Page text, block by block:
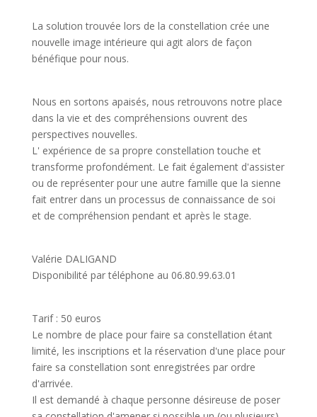
La solution trouvée lors de la constellation crée une
nouvelle image intérieure qui agit alors de façon
bénéfique pour nous.
Nous en sortons apaisés, nous retrouvons notre place
dans la vie et des compréhensions ouvrent des
perspectives nouvelles.
L' expérience de sa propre constellation touche et
transforme profondément. Le fait également d'assister
ou de représenter pour une autre famille que la sienne
fait entrer dans un processus de connaissance de soi
et de compréhension pendant et après le stage.
Valérie DALIGAND
Disponibilité par téléphone au 06.80.99.63.01
Tarif : 50 euros
Le nombre de place pour faire sa constellation étant
limité, les inscriptions et la réservation d'une place pour
faire sa constellation sont enregistrées par ordre
d'arrivée.
Il est demandé à chaque personne désireuse de poser